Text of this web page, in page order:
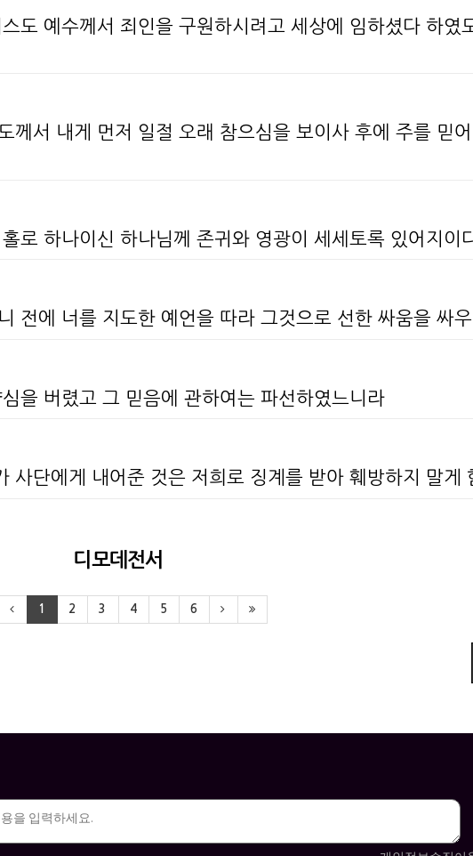
도 예수께서 죄인을 구원하시려고 세상에 임하셨다 하였
서 내게 먼저 일절 오래 참으심을 보이사 후에 주를 믿어
로 하나이신 하나님께 존귀와 영광이 세세토록 있어지이
전에 너를 지도한 예언을 따라 그것으로 선한 싸움을 싸우
을 버렸고 그 믿음에 관하여는 파선하였느니라
사단에게 내어준 것은 저희로 징계를 받아 훼방하지 말게
디모데전서
1 2 3 4 5 6